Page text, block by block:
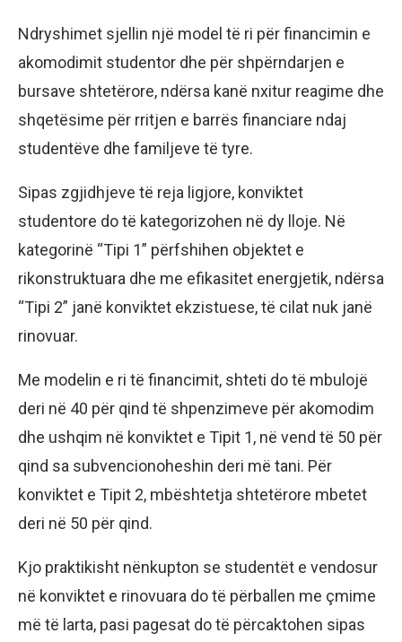
Ndryshimet sjellin një model të ri për financimin e
akomodimit studentor dhe për shpërndarjen e
bursave shtetërore, ndërsa kanë nxitur reagime dhe
shqetësime për rritjen e barrës financiare ndaj
studentëve dhe familjeve të tyre.
Sipas zgjidhjeve të reja ligjore, konviktet
studentore do të kategorizohen në dy lloje. Në
kategorinë “Tipi 1” përfshihen objektet e
rikonstruktuara dhe me efikasitet energjetik, ndërsa
“Tipi 2” janë konviktet ekzistuese, të cilat nuk janë
rinovuar.
Me modelin e ri të financimit, shteti do të mbulojë
deri në 40 për qind të shpenzimeve për akomodim
dhe ushqim në konviktet e Tipit 1, në vend të 50 për
qind sa subvencionoheshin deri më tani. Për
konviktet e Tipit 2, mbështetja shtetërore mbetet
deri në 50 për qind.
Kjo praktikisht nënkupton se studentët e vendosur
në konviktet e rinovuara do të përballen me çmime
më të larta, pasi pagesat do të përcaktohen sipas